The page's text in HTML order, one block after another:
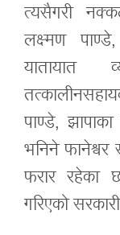
त्यसैगरी
लक्ष्मण
यातायात
पाण्डे,
भनिने फानेश्वर
फरार रहेका
गरिएको